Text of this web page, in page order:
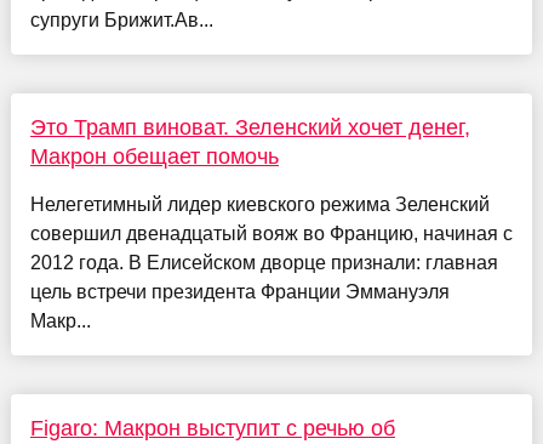
супруги Брижит.Ав...
Это Трамп виноват. Зеленский хочет денег,
Макрон обещает помочь
Нелегетимный лидер киевского режима Зеленский
совершил двенадцатый вояж во Францию, начиная с
2012 года. В Елисейском дворце признали: главная
цель встречи президента Франции Эммануэля
Макр...
Figaro: Макрон выступит с речью об